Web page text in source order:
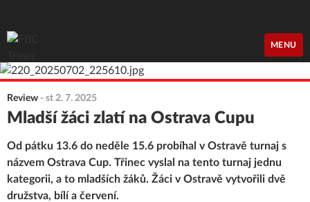
FBC Třinec
MENU
Review - st 2. 7. 2025
Mladší žáci zlatí na Ostrava Cupu
Od pátku 13.6 do neděle 15.6 probíhal v Ostravě turnaj s
názvem Ostrava Cup. Třinec vyslal na tento turnaj jednu
kategorii, a to mladších žáků. Žáci v Ostravě vytvořili dvě
družstva, bílí a červení.